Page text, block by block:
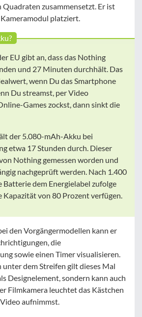
Quadraten zusammensetzt. Er ist
platziert.
EU gibt an, dass das Nothing
und 27 Minuten durchhält. Das
wenn Du das Smartphone
Du streamst, per Video
Games zockst, dann sinkt die
der 5.080-mAh-Akku bei
etwa 17 Stunden durch. Dieser
Nothing gemessen worden und
nachgeprüft werden. Nach 1.400
Batterie dem Energielabel zufolge
Kapazität von 80 Prozent verfügen.
den Vorgängermodellen kann er
die
sowie einen Timer visualisieren.
unter dem Streifen gilt dieses Mal
Designelement, sondern kann auch
Filmkamera leuchtet das Kästchen
aufnimmst.